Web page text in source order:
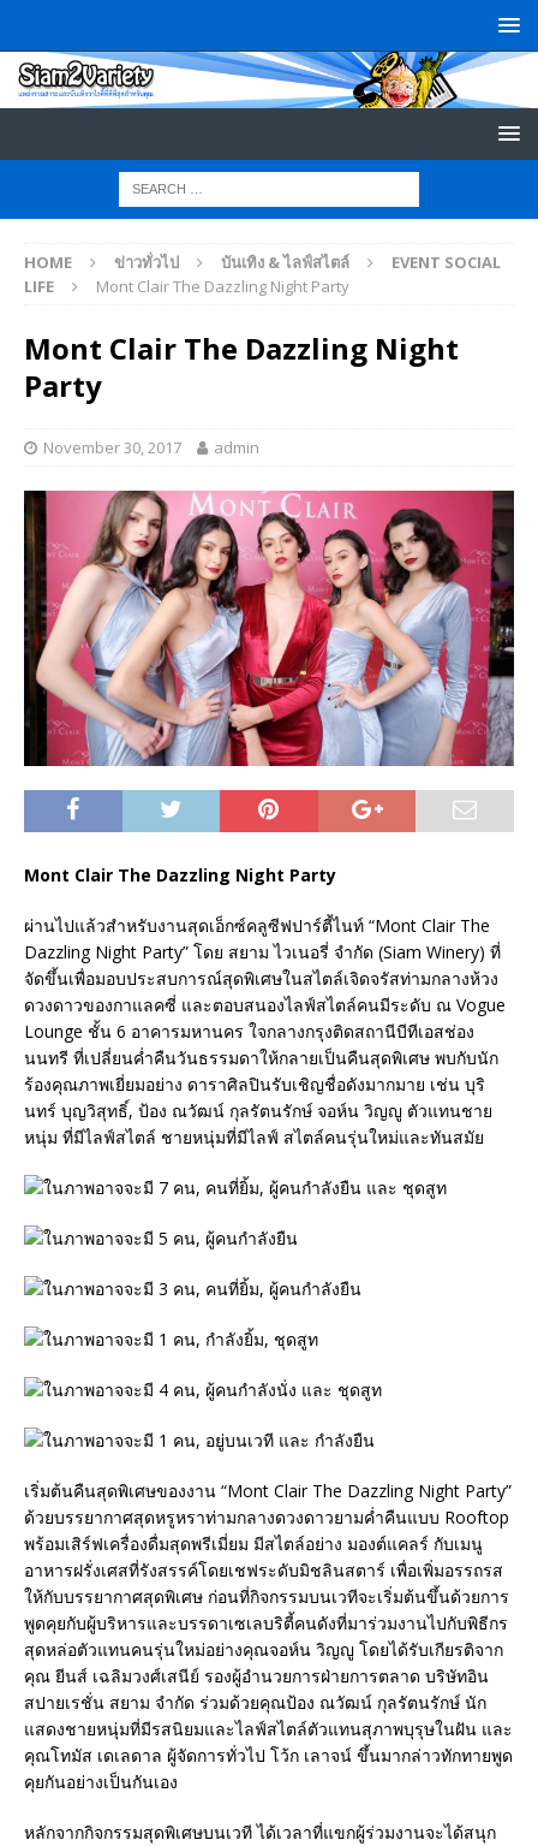
HOME ข่าวทั่วไป บันเทิง & ไลฟ์สไตล์
EVENT SOCIAL
LIFE
Mont Clair The Dazzling Night Party
Mont Clair The Dazzling Night
Party
November 30, 2017 admin
Mont Clair The Dazzling Night Party
ผ่านไปแล้วสำหรับงานสุดเอ็กซ์คลูซีฟปาร์ตี้ไนท์ “Mont Clair The
Dazzling Night Party” โดย สยาม ไวเนอรี่ จำกัด (Siam Winery) ที่
จัดขึ้นเพื่อมอบประสบการณ์สุดพิเศษในสไตล์เจิดจรัสท่ามกลางห้วง
ดวงดาวของกาแลคซี่ และตอบสนองไลฟ์สไตล์คนมีระดับ ณ Vogue
Lounge ชั้น 6 อาคารมหานคร ใจกลางกรุงติดสถานีบีทีเอสช่อง
นนทรี ที่เปลี่ยนค่ำคืนวันธรรมดาให้กลายเป็นคืนสุดพิเศษ พบกับนัก
ร้องคุณภาพเยี่ยมอย่าง ดาราศิลปินรับเชิญชื่อดังมากมาย เช่น บุริ
นทร์ บุญวิสุทธิ์, ป้อง ณวัฒน์ กุลรัตนรักษ์ จอห์น วิญญู ตัวแทนชาย
หนุ่ม ที่มีไลฟ์สไตล์ ชายหนุ่มที่มีไลฟ์ สไตล์คนรุ่นใหม่และทันสมัย
เริ่มต้นคืนสุดพิเศษของงาน “Mont Clair The Dazzling Night Party”
ด้วยบรรยากาศสุดหรูหราท่ามกลางดวงดาวยามค่ำคืนแบบ Rooftop
พร้อมเสิร์ฟเครื่องดื่มสุดพรีเมี่ยม มีสไตล์อย่าง มองต์แคลร์ กับเมนู
อาหารฝรั่งเศสที่รังสรรค์โดยเชฟระดับมิชลินสตาร์ เพื่อเพิ่มอรรถรส
ให้กับบรรยากาศสุดพิเศษ ก่อนที่กิจกรรมบนเวทีจะเริ่มต้นขึ้นด้วยการ
พูดคุยกับผู้บริหารและบรรดาเซเลบริตี้คนดังที่มาร่วมงานไปกับพิธีกร
สุดหล่อตัวแทนคนรุ่นใหม่อย่างคุณจอห์น วิญญู โดยได้รับเกียรติจาก
คุณ ยีนส์ เฉลิมวงศ์เสนีย์ รองผู้อำนวยการฝ่ายการตลาด บริษัทอิน
สปายเรชั่น สยาม จำกัด ร่วมด้วยคุณป้อง ณวัฒน์ กุลรัตนรักษ์ นัก
แสดงชายหนุ่มที่มีรสนิยมและไลฟ์สไตล์ตัวแทนสุภาพบุรุษในฝัน และ
คุณโทมัส เดเลดาล ผู้จัดการทั่วไป โว้ก เลาจน์ ขึ้นมากล่าวทักทายพูด
คุยกันอย่างเป็นกันเอง
หลักจากกิจกรรมสุดพิเศษบนเวที ได้เวลาที่แขกผู้ร่วมงานจะได้สนุก